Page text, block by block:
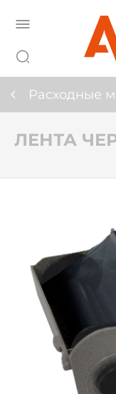
Расходные
ЛЕНТА